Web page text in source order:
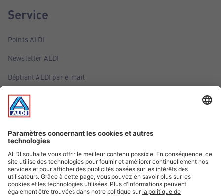
Service
Points ALDI
Newsletter ALDI
Dépliant ALDI par e-mail
Offres
Infos essentielles
Suivez ALDI Belgique